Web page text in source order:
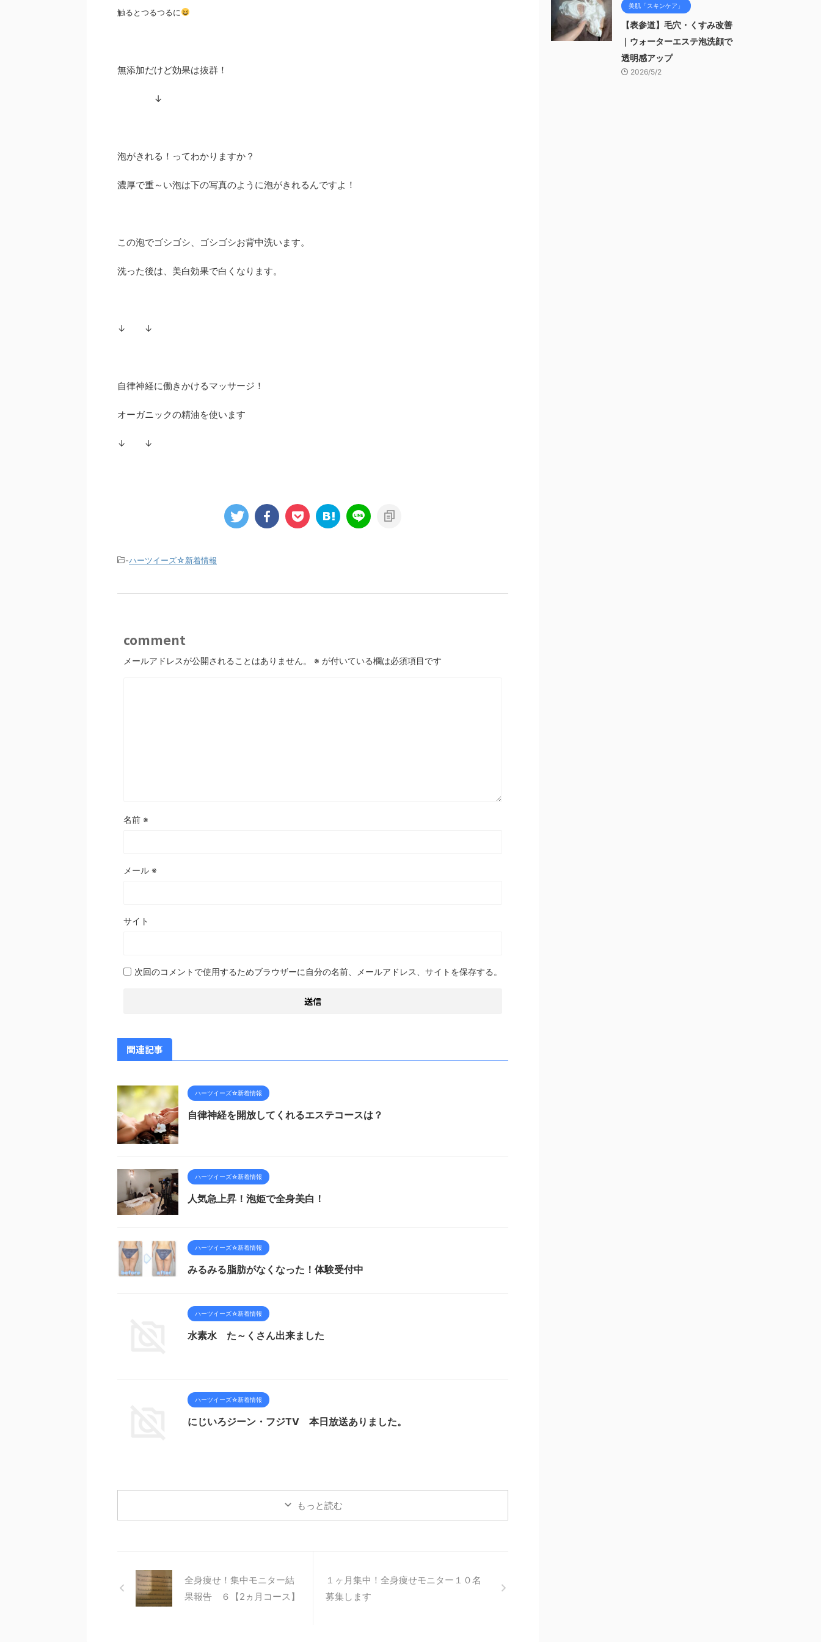
触るとつるつるに
無添加だけど効果は抜群！
↓
泡がきれる！ってわかりますか？
濃厚で重～い泡は下の写真のように泡がきれるんですよ！
この泡でゴシゴシ、ゴシゴシお背中洗います。
洗った後は、美白効果で白くなります。
↓ ↓
自律神経に働きかけるマッサージ！
オーガニックの精油を使います
↓ ↓
-ハーツイーズ☆新着情報
comment
メールアドレスが公開されることはありません。 ※ が付いている欄は必須項目です
名前 ※
メール ※
サイト
次回のコメントで使用するためブラウザーに自分の名前、メールアドレス、サイトを保存する。
関連記事
ハーツイーズ☆新着情報
自律神経を開放してくれるエステコースは？
ハーツイーズ☆新着情報
人気急上昇！泡姫で全身美白！
ハーツイーズ☆新着情報
みるみる脂肪がなくなった！体験受付中
ハーツイーズ☆新着情報
水素水 た～くさん出来ました
ハーツイーズ☆新着情報
にじいろジーン・フジTV 本日放送ありました。
もっと読む
全身痩せ！集中モニター結
果報告 ６【2ヵ月コース】
１ヶ月集中！全身痩せモニター１０名
募集します
美肌「スキンケア」
【表参道】毛穴・くすみ改善
｜ウォーターエステ泡洗顔で
透明感アップ
2026/5/2